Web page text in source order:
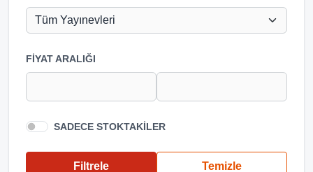
FIYAT ARALIĞI
SADECE STOKTAKILER
Filtrele Temizle